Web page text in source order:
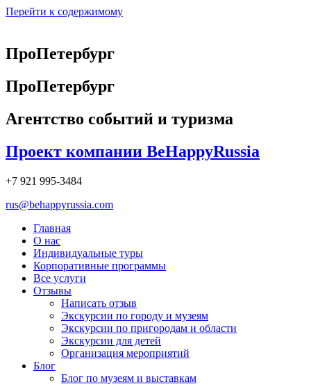
Перейти к содержимому
ПроПетербург
ПроПетербург
Агентство событий и туризма
Проект компании BeHappyRussia
+7 921 995-3484
rus@behappyrussia.com
Главная
О нас
Индивидуальные туры
Корпоративные программы
Все услуги
Отзывы
Написать отзыв
Экскурсии по городу и музеям
Экскурсии по пригородам и области
Экскурсии для детей
Организация мероприятий
Блог
Блог по музеям и выставкам